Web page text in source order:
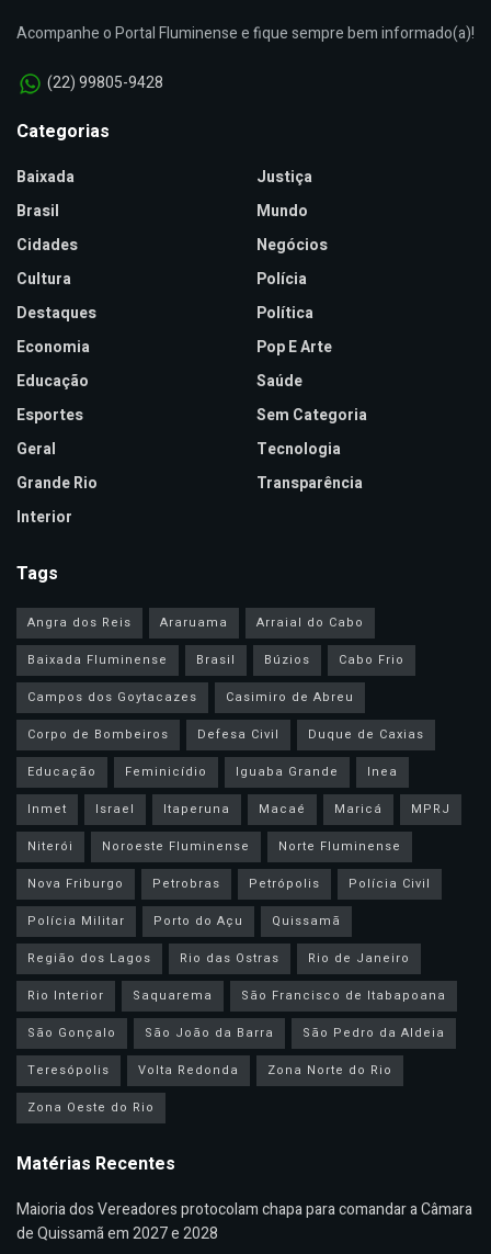
Acompanhe o Portal Fluminense e fique sempre bem informado(a)!
(22) 99805-9428
Categorias
Baixada
Brasil
Cidades
Cultura
Destaques
Economia
Educação
Esportes
Geral
Grande Rio
Interior
Justiça
Mundo
Negócios
Polícia
Política
Pop E Arte
Saúde
Sem Categoria
Tecnologia
Transparência
Tags
Angra dos Reis Araruama
Arraial do Cabo
Baixada Fluminense
Brasil Búzios
Cabo Frio
Campos dos Goytacazes
Casimiro de Abreu
Corpo de Bombeiros
Defesa Civil
Duque de Caxias
Educação
Feminicídio Iguaba Grande
Inea
Inmet
Israel Itaperuna Macaé Maricá
MPRJ
Niterói
Noroeste Fluminense
Norte Fluminense
Nova Friburgo
Petrobras Petrópolis
Polícia Civil
Polícia Militar
Porto do Açu
Quissamã
Região dos Lagos
Rio das Ostras
Rio de Janeiro
Rio Interior
Saquarema
São Francisco de Itabapoana
São Gonçalo
São João da Barra
São Pedro da Aldeia
Teresópolis
Volta Redonda
Zona Norte do Rio
Zona Oeste do Rio
Matérias Recentes
Maioria dos Vereadores protocolam chapa para comandar a Câmara
de Quissamã em 2027 e 2028